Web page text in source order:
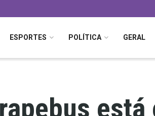
ESPORTES POLÍTICA GERAL